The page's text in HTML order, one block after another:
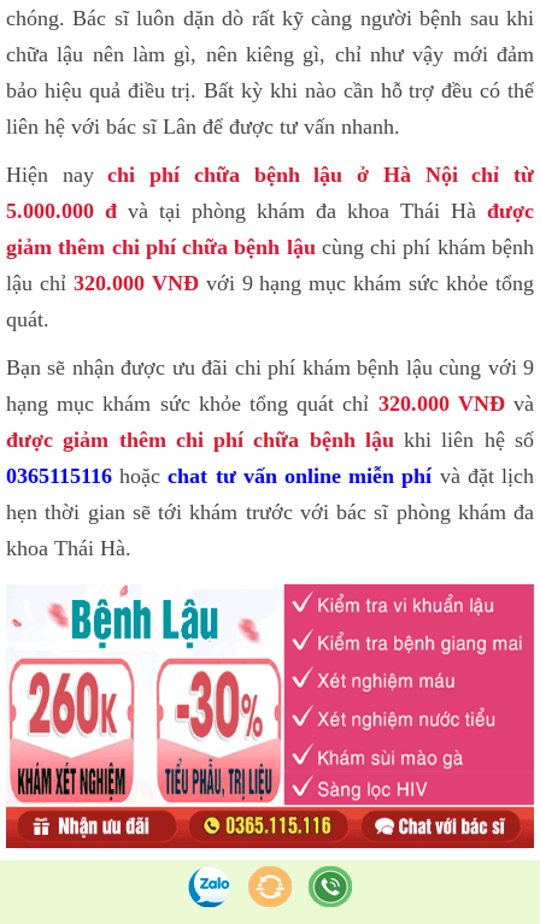
chóng. Bác sĩ luôn dặn dò rất kỹ càng người bệnh sau khi
chữa lậu nên làm gì, nên kiêng gì, chỉ như vậy mới đảm
bảo hiệu quả điều trị. Bất kỳ khi nào cần hỗ trợ đều có thể
liên hệ với bác sĩ Lân để được tư vấn nhanh.
Hiện naychi phí chữa bệnh lậu ở Hà Nội chỉ từ
5.000.000 đ và tại phòng khám đa khoa Thái Hà được
giảm thêm chi phí chữa bệnh lậu cùng chi phí khám bệnh
lậu chỉ 320.000 VNĐvới 9 hạng mục khám sức khỏe tổng
quát.
Bạn sẽ nhận được ưu đãi chi phí khám bệnh lậu cùng với 9
hạng mục khám sức khỏe tổng quát chỉ 320.000 VNĐvà
được giảm thêm chi phí chữa bệnh lậu khi liên hệ số
0365115116 hoặcchat tư vấn online miễn phívà đặt lịch
hẹn thời gian sẽ tới khám trước với bác sĩ phòng khám đa
khoa Thái Hà.